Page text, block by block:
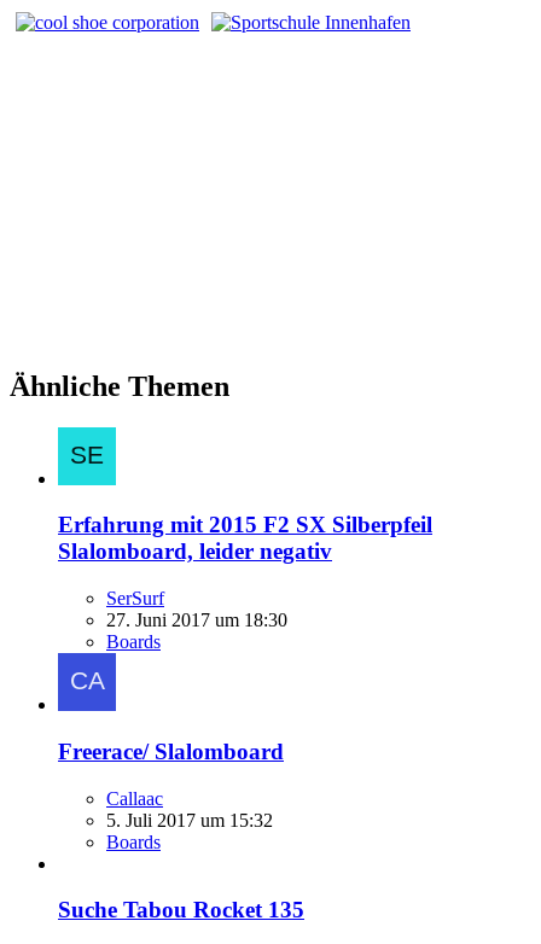
Ähnliche Themen
Erfahrung mit 2015 F2 SX Silberpfeil
Slalomboard, leider negativ
SerSurf
27. Juni 2017 um 18:30
Boards
Freerace/ Slalomboard
Callaac
5. Juli 2017 um 15:32
Boards
Suche Tabou Rocket 135